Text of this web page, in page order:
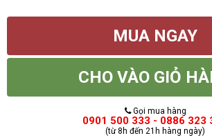
MUA NGAY
CHO VÀO GIỎ
Gọi mua hàng
0901 500 333 - 0886 323
(từ 8h đến 21h hàng ngày)